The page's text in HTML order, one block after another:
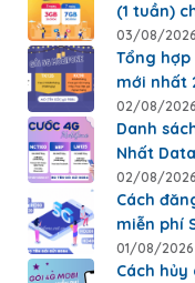
(1 tuần)
03/08/2026
Tổng
mới nhất
02/08/2026
Danh
Nhất
02/08/2026
Cách
miễn phí
01/08/2026
Cách